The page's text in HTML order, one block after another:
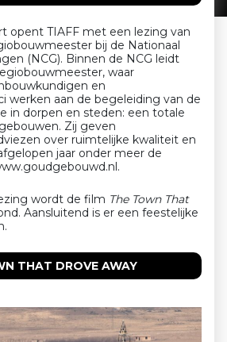
opent TIAFF met een lezing van
bij de Nationaal
(NCG). Binnen de NCG leidt
waar
en
werken aan de begeleiding van de
in dorpen en steden: een totale
Zij geven
over ruimtelijke kwaliteit en
jaar onder meer de
wordt de film The Town That
Aansluitend is er een feestelijke
THAT DROVE AWAY